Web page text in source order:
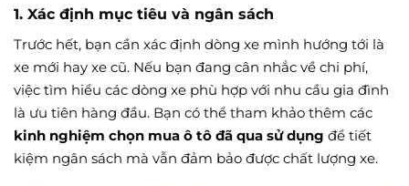
1. Xác định mục tiêu và ngân sách
Trước hết, bạn cần xác định dòng xe mình hướng tới là
xe mới hay xe cũ. Nếu bạn đang cân nhắc về chi phí,
việc tìm hiểu các dòng xe phù hợp với nhu cầu gia đình
là ưu tiên hàng đầu. Bạn có thể tham khảo thêm các
kinh nghiệm chọn mua ô tô đã qua sử dụng để tiết
kiệm ngân sách mà vẫn đảm bảo được chất lượng xe.